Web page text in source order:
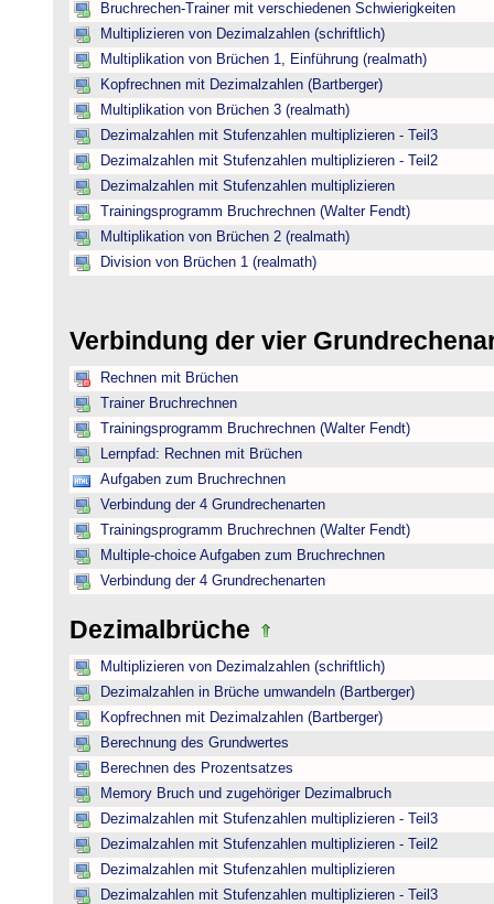
Bruchrechen-Trainer mit verschiedenen Schwierigkeiten
Multiplizieren von Dezimalzahlen (schriftlich)
Multiplikation von Brüchen 1, Einführung (realmath)
Kopfrechnen mit Dezimalzahlen (Bartberger)
Multiplikation von Brüchen 3 (realmath)
Dezimalzahlen mit Stufenzahlen multiplizieren - Teil3
Dezimalzahlen mit Stufenzahlen multiplizieren - Teil2
Dezimalzahlen mit Stufenzahlen multiplizieren
Trainingsprogramm Bruchrechnen (Walter Fendt)
Multiplikation von Brüchen 2 (realmath)
Division von Brüchen 1 (realmath)
Verbindung der vier
Rechnen mit Brüchen
Trainer Bruchrechnen
Trainingsprogramm Bruchrechnen (Walter Fendt)
Lernpfad: Rechnen mit Brüchen
Aufgaben zum Bruchrechnen
Verbindung der 4 Grundrechenarten
Trainingsprogramm Bruchrechnen (Walter Fendt)
Multiple-choice Aufgaben zum Bruchrechnen
Verbindung der 4 Grundrechenarten
Dezimalbrüche
Multiplizieren von Dezimalzahlen (schriftlich)
Dezimalzahlen in Brüche umwandeln (Bartberger)
Kopfrechnen mit Dezimalzahlen (Bartberger)
Berechnung des Grundwertes
Berechnen des Prozentsatzes
Memory Bruch und zugehöriger Dezimalbruch
Dezimalzahlen mit Stufenzahlen multiplizieren - Teil3
Dezimalzahlen mit Stufenzahlen multiplizieren - Teil2
Dezimalzahlen mit Stufenzahlen multiplizieren
Dezimalzahlen mit Stufenzahlen multiplizieren - Teil3